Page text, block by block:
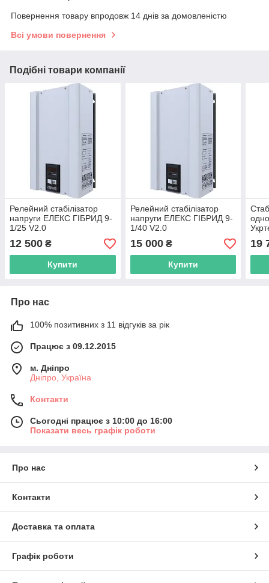
Повернення товару впродовж 14 днів за домовленістю
Всі умови повернення
Подібні товари компанії
Релейний стабілізатор
напруги ЕЛЕКС ГІБРИД 9-
1/25 V2.0
12 500 ₴
Купити
Релейний стабілізатор
напруги ЕЛЕКС ГІБРИД 9-
1/40 V2.0
15 000₴
Купити
19
Про нас
100% позитивних з 11 відгуків за рік
Працює з 09.12.2015
м. Дніпро
Дніпро, Україна
Контакти
Сьогодні працює з 10:00 до 16:00
Показати весь графік роботи
Про нас
Контакти
Доставка та оплата
Графік роботи